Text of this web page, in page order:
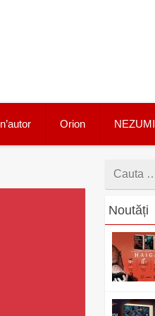
n’autor Orion NEZUMI
Cauta
Noutăți